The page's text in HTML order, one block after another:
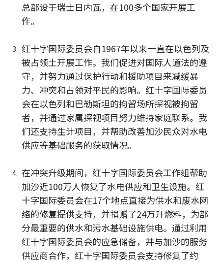
总部设于瑞士日内瓦，在100多个国家开展工
作。
红十字国际委员会自1967年以来一直在以色列及
被占领土开展工作。我们促进对国际人道法的遵
守，并努力通过保护行动和援助项目来减缓暴
力、冲突和占领对平民的影响。红十字国际委员
会在以色列和巴勒斯坦的拘留场所探视被拘留
者，并通过家属探视项目努力维持家庭联系。我
们还支持生计项目，并帮助改善加沙民众对水电
供应等基础服务的获取情况。
在冲突升级期间，红十字国际委员会工作组帮助
加沙近100万人恢复了水电供应和卫生设施。红
十字国际委员会在17个地点直接为供水和废水网
络的修复提供支持，并捐赠了24万升燃料，为部
分最重要的供水和污水基础设施供电。通过利用
红十字国际委员会的应急储备，并与加沙的服务
供应商合作，红十字国际委员会支持修复了约